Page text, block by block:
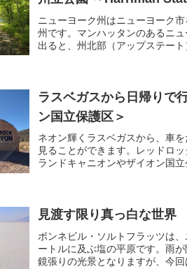
ニューヨーク州はニューヨーク
州です。マンハッタンのあるニ
出ると、州北部（アップステー
ラスベガスから日帰りで
ン国立保護区＞
ネオン輝くラスベガスから、車
見ることができます。レッドロ
ランドキャニオンやザイオン国立
見渡す限り真っ白な世界
ボンネビル・ソルトフラッツは
ートルに及ぶ塩の平原です。雨
鏡張りの光景となりますが、今